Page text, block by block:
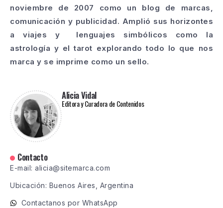
noviembre de 2007 como un blog de marcas,
comunicación y publicidad. Amplió sus horizontes
a viajes y lenguajes simbólicos como la
astrología y el tarot explorando todo lo que nos
marca y se imprime como un sello.
Alicia Vidal
Editora y Curadora de Contenidos
Contacto
E-mail: alicia@sitemarca.com
Ubicación: Buenos Aires, Argentina
Contactanos por WhatsApp